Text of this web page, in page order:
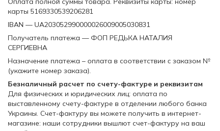
карты 5169330539206281
IBAN — UA203052990000026009005030831
Получатель платежа — ФОП РЕДЬКА НАТАЛИЯ
СЕРГИЕВНА
Назначение платежа – оплата в соответствии с заказом №
(укажите номер заказа).
Безналичный расчет по счету-фактуре и реквизитам
Для физических и юридических лиц: оплата по
выставленному счету-фактуре в отделении любого банка
Украины. Счет-фактуру вы можете получить в интернет-
магазине: наши сотрудники вышлют счет-фактуру на ваш